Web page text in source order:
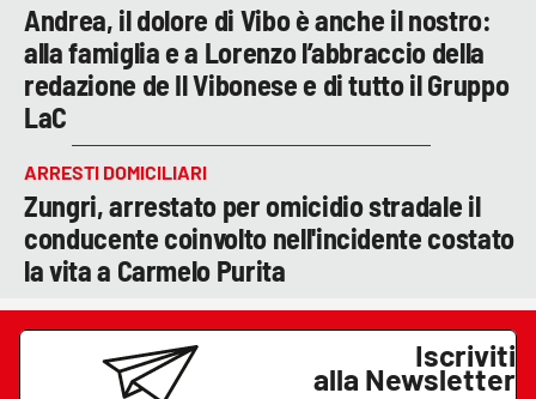
Andrea, il dolore di Vibo è anche il nostro:
alla famiglia e a Lorenzo l’abbraccio della
redazione de Il Vibonese e di tutto il Gruppo
LaC
ARRESTI DOMICILIARI
Zungri, arrestato per omicidio stradale il
conducente coinvolto nell'incidente costato
la vita a Carmelo Purita
Iscriviti
alla Newsletter